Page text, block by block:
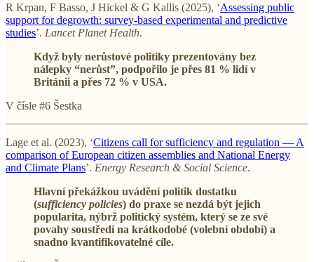
R Krpan, F Basso, J Hickel & G Kallis (2025), ‘Assessing public
support for degrowth: survey-based experimental and predictive
studies’. Lancet Planet Health.
Když byly nerůstové politiky prezentovány bez
nálepky “nerůst”, podpořilo je přes 81 % lidí v
Británii a přes 72 % v USA.
V čísle #6 Šestka
Lage et al. (2023), ‘Citizens call for sufficiency and regulation — A
comparison of European citizen assemblies and National Energy
and Climate Plans’. Energy Research & Social Science.
Hlavní překážkou uvádění politik dostatku
(sufficiency policies) do praxe se nezdá být jejich
popularita, nýbrž politický systém, který se ze své
povahy soustředí na krátkodobé (volební období) a
snadno kvantifikovatelné cíle.